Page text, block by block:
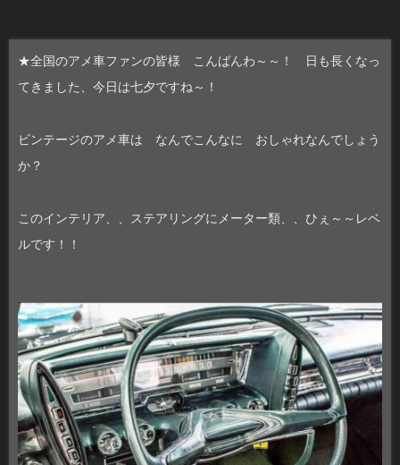
★全国のアメ車ファンの皆様 こんばんわ～～！ 日も長くなっ
てきました、今日は七夕ですね～！
ビンテージのアメ車は なんでこんなに おしゃれなんでしょう
か？
このインテリア、、ステアリングにメーター類、、ひぇ～～レベ
ルです！！